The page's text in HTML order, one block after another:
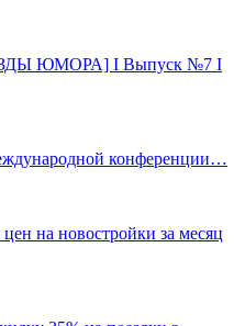
ЮМОРА] I Выпуск №7 I
конференции…
на новостройки за месяц